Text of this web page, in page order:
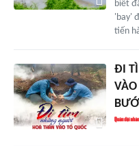
biết
'bay'
tiến
ĐI